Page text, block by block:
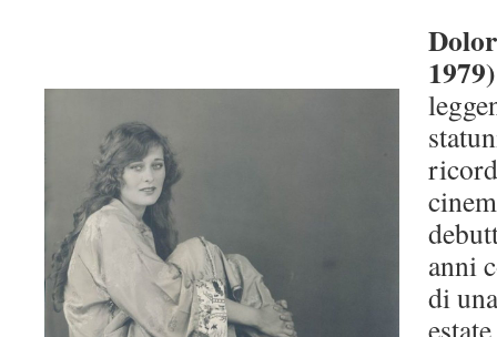
1979)
anni
di